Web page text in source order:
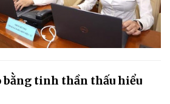
bằng tinh thần thấu hiểu